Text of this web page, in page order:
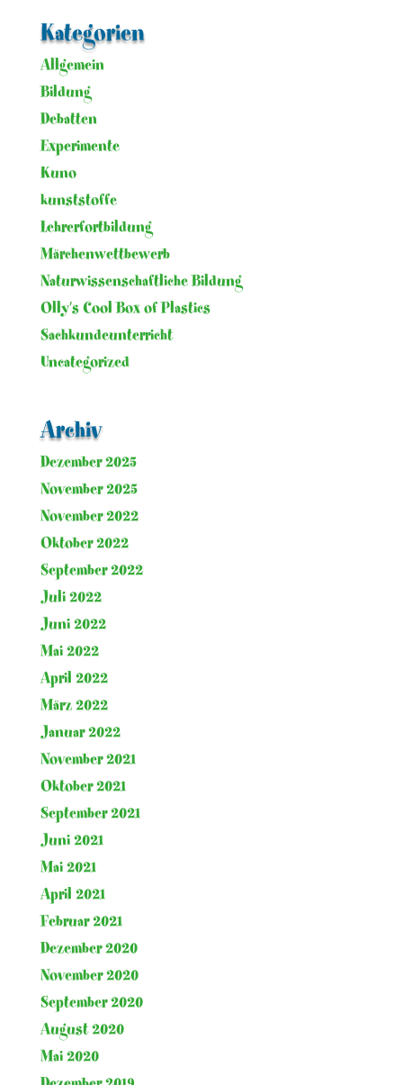
Kategorien
Allgemein
Bildung
Debatten
Experimente
Kuno
kunststoffe
Lehrerfortbildung
Märchenwettbewerb
Naturwissenschaftliche Bildung
Olly's Cool Box of Plastics
Sachkundeunterricht
Uncategorized
Archiv
Dezember 2025
November 2025
November 2022
Oktober 2022
September 2022
Juli 2022
Juni 2022
Mai 2022
April 2022
März 2022
Januar 2022
November 2021
Oktober 2021
September 2021
Juni 2021
Mai 2021
April 2021
Februar 2021
Dezember 2020
November 2020
September 2020
August 2020
Mai 2020